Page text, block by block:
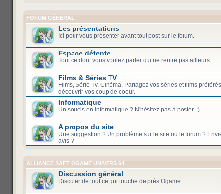
FORUM GÉNÉRAL
Les présentations
Ici pour vous présenter avant tout post sur le forum.
Espace détente
Tout ce dont vous voulez parler qui ne rentre pas ailleurs.
Films & Séries TV
Films, Série Tv, Cinéma. Partagez vos séries et films
découvrir vos coup de coeur.
Informatique
Un soucis en informatique ? N'hésitez pas à poster. :)
A propos du site
Une suggestion ? Un problème sur le site ou le forum ?
avis ?
ALLIANCE SAFT OGAME UNIVERS 64
Discussion général
Discuter de tout ce qui touche de prés Ogame.